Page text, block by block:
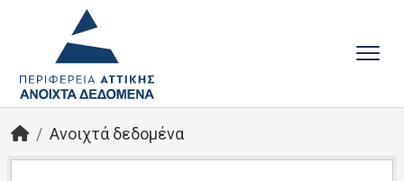
Ανοιχτά δεδομένα